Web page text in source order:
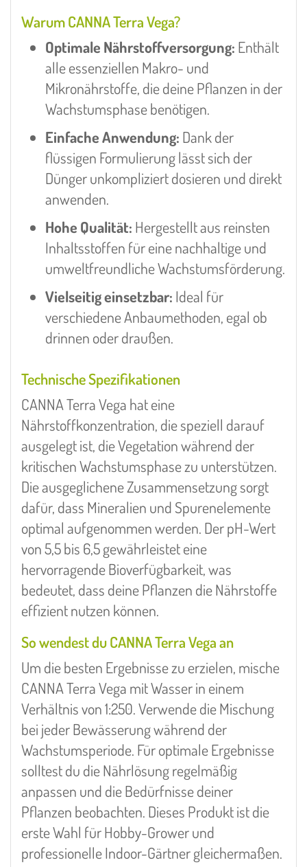
Warum CANNA Terra Vega?
Optimale Nährstoffversorgung: Enthält
alle essenziellen Makro- und
Mikronährstoffe, die deine Pflanzen in der
Wachstumsphase benötigen.
Einfache Anwendung: Dank der
flüssigen Formulierung lässt sich der
Dünger unkompliziert dosieren und direkt
anwenden.
Hohe Qualität: Hergestellt aus reinsten
Inhaltsstoffen für eine nachhaltige und
umweltfreundliche Wachstumsförderung.
Vielseitig einsetzbar: Ideal für
verschiedene Anbaumethoden, egal ob
drinnen oder draußen.
Technische Spezifikationen
CANNA Terra Vega hat eine
Nährstoffkonzentration, die speziell darauf
ausgelegt ist, die Vegetation während der
kritischen Wachstumsphase zu unterstützen.
Die ausgeglichene Zusammensetzung sorgt
dafür, dass Mineralien und Spurenelemente
optimal aufgenommen werden. Der pH-Wert
von 5,5 bis 6,5 gewährleistet eine
hervorragende Bioverfügbarkeit, was
bedeutet, dass deine Pflanzen die Nährstoffe
effizient nutzen können.
So wendest du CANNA Terra Vega an
Um die besten Ergebnisse zu erzielen, mische
CANNA Terra Vega mit Wasser in einem
Verhältnis von 1:250. Verwende die Mischung
bei jeder Bewässerung während der
Wachstumsperiode. Für optimale Ergebnisse
solltest du die Nährlösung regelmäßig
anpassen und die Bedürfnisse deiner
Pflanzen beobachten. Dieses Produkt ist die
erste Wahl für Hobby-Grower und
professionelle Indoor-Gärtner gleichermaßen.